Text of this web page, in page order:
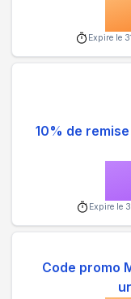
Expire le
10% de
Expire le
Code promo